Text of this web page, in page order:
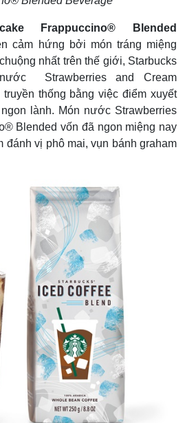
Frappuccino® Blended
cảm hứng bởi món tráng miệng
nhất trên thế giới, Starbucks
Strawberries and Cream
thống bằng việc điểm xuyết
lành. Món nước Strawberries
Blended vốn đã ngon miệng nay
vị phô mai, vụn bánh graham